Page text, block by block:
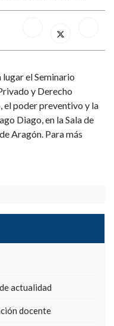
el Seminario
y Derecho
el poder preventivo y la
Diago, en la Sala de
Aragón. Para más
actualidad
docente